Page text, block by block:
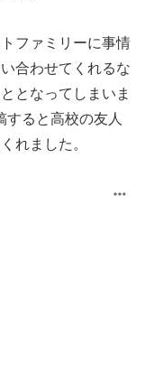
ファミリーに事情
合わせてくれるな
となってしまいま
すると高校の友人
れました。